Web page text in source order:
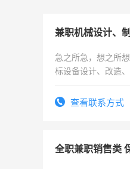
急之所急，想之所
标设备设计、改造
结识有识之士，共享
查看联系方式
全职兼职销售类